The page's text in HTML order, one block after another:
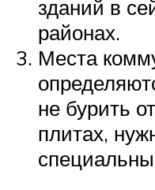
зданий в
районах.
Места
не бурить
плитах,